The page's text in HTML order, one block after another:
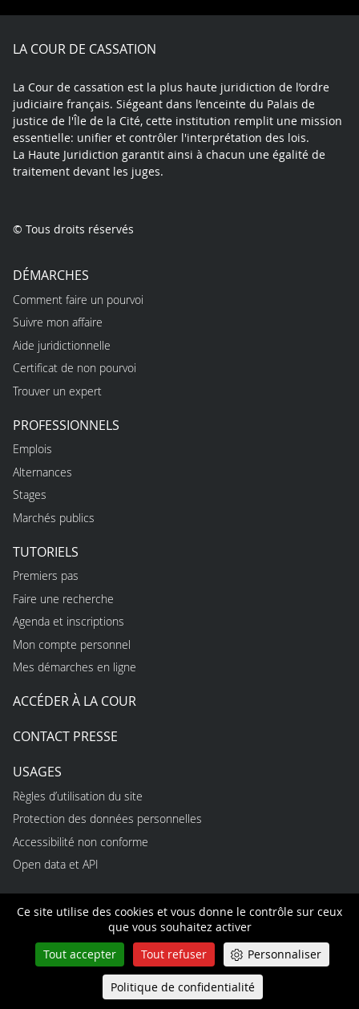
Ce site utilise des cookies et vous donne le contrôle sur ceux
que vous souhaitez activer
Tout accepter
Tout refuser Personnaliser
Politique de confidentialité
X
FacebookYoutubeLinkedInInstagram
LA COUR DE CASSATION
La Cour de cassation est la plus haute juridiction de l’ordre
judiciaire français. Siégeant dans l’enceinte du Palais de
justice de l'Île de la Cité, cette institution remplit une mission
essentielle: unifier et contrôler l'interprétation des lois.
La Haute Juridiction garantit ainsi à chacun une égalité de
traitement devant les juges.
© Tous droits réservés
DÉMARCHES
Comment faire un pourvoi
Suivre mon affaire
Aide juridictionnelle
Certificat de non pourvoi
Trouver un expert
PROFESSIONNELS
Emplois
Alternances
Stages
Marchés publics
TUTORIELS
Premiers pas
Faire une recherche
Agenda et inscriptions
Mon compte personnel
Mes démarches en ligne
ACCÉDER À LA COUR
CONTACT PRESSE
USAGES
Règles d’utilisation du site
Protection des données personnelles
Accessibilité non conforme
Open data et API
INFORMATIONS
Optimisez votre expérience utilisateur en vous créant un
compte personnel : gestion de vos notifications et de vos
abonnements, prise de notes à partir de n’importe quelle
page consultée, création de dossiers thématiques,
Queue-Fair